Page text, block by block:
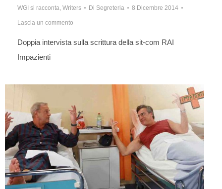
WGI si racconta, Writers Di Segreteria 8 Dicembre 2014
Lascia un commento
Doppia intervista sulla scrittura della sit-com RAI
Impazienti